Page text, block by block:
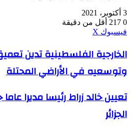
3 أكتوبر، 2021
0
أقل من دقيقة
فيسبوك ‫X
الخارجية
الفلسطينية
تدين
تعميق
وتوسعيه
الأراضي
الخارجية الفلسطينية تدين
وتوسعيه في الأراضي المحتلة
تعيين
خالد
زراط
رئيسا
تعيين خالد زراط رئيسا مديرا
الجزائر